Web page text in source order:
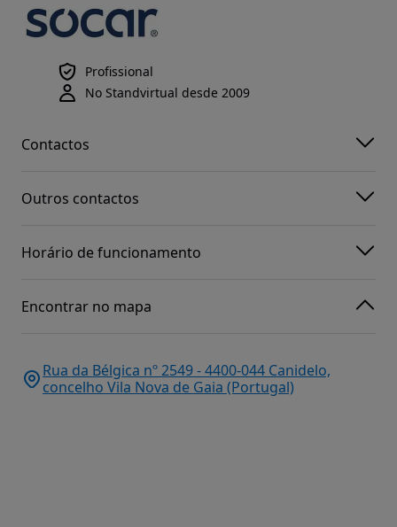
Profissional
No Standvirtual desde 2009
Contactos
Outros contactos
Horário de funcionamento
Encontrar no mapa
Rua da Bélgica nº 2549 - 4400-044 Canidelo,
concelho Vila Nova de Gaia (Portugal)